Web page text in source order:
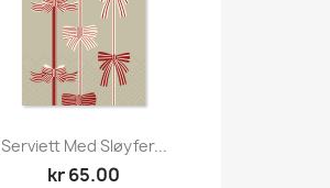
Serviett Med Sløyfer...
kr 65.00